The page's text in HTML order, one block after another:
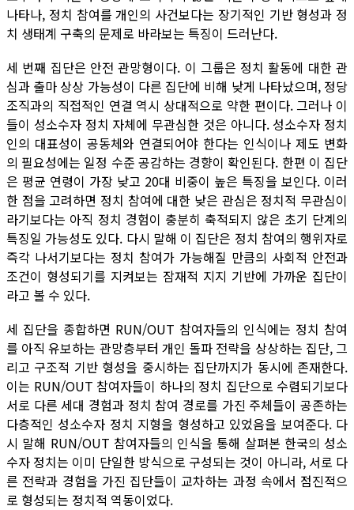
나타나, 정치 참여를 개인의 사건보다는 장기적인 기반 형성과 정
치 생태계 구축의 문제로 바라보는 특징이 드러난다.
세 번째 집단은 안전 관망형이다. 이 그룹은 정치 활동에 대한 관
심과 출마 상상 가능성이 다른 집단에 비해 낮게 나타났으며, 정당
조직과의 직접적인 연결 역시 상대적으로 약한 편이다. 그러나 이
들이 성소수자 정치 자체에 무관심한 것은 아니다. 성소수자 정치
인의 대표성이 공동체와 연결되어야 한다는 인식이나 제도 변화
의 필요성에는 일정 수준 공감하는 경향이 확인된다. 한편 이 집단
은 평균 연령이 가장 낮고 20대 비중이 높은 특징을 보인다. 이러
한 점을 고려하면 정치 참여에 대한 낮은 관심은 정치적 무관심이
라기보다는 아직 정치 경험이 충분히 축적되지 않은 초기 단계의
특징일 가능성도 있다. 다시 말해 이 집단은 정치 참여의 행위자로
즉각 나서기보다는 정치 참여가 가능해질 만큼의 사회적 안전과
조건이 형성되기를 지켜보는 잠재적 지지 기반에 가까운 집단이
라고 볼 수 있다.
세 집단을 종합하면 RUN/OUT 참여자들의 인식에는 정치 참여
를 아직 유보하는 관망층부터 개인 돌파 전략을 상상하는 집단, 그
리고 구조적 기반 형성을 중시하는 집단까지가 동시에 존재한다.
이는 RUN/OUT 참여자들이 하나의 정치 집단으로 수렴되기보다
서로 다른 세대 경험과 정치 참여 경로를 가진 주체들이 공존하는
다층적인 성소수자 정치 지형을 형성하고 있었음을 보여준다. 다
시 말해 RUN/OUT 참여자들의 인식을 통해 살펴본 한국의 성소
수자 정치는 이미 단일한 방식으로 구성되는 것이 아니라, 서로 다
른 전략과 경험을 가진 집단들이 교차하는 과정 속에서 점진적으
로 형성되는 정치적 역동이었다.